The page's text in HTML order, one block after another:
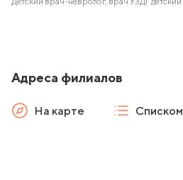
Адреса филиалов
На карте Списком